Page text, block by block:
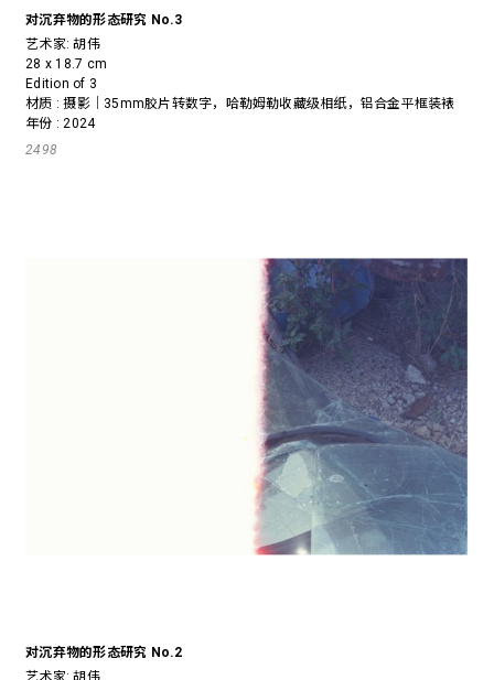
对沉弃物的形态研究 No.3
艺术家:胡伟
28 x 18.7 cm
Edition of 3
材质 : 摄影｜35mm胶片转数字，哈勒姆勒收藏级相纸，铝合金平框装裱
年份 : 2024
2498
对沉弃物的形态研究 No.2